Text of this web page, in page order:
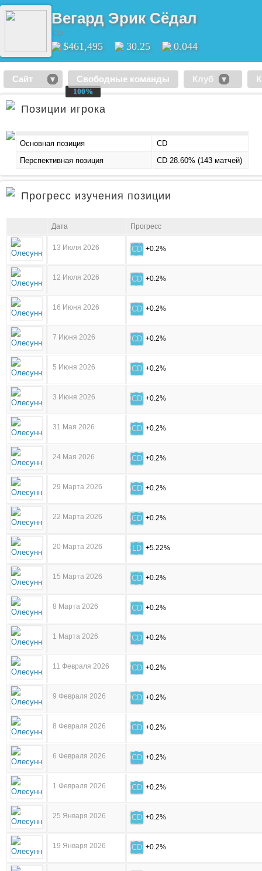
Вегард Эрик Сёдал
CD
$461,495 30.25 0.044
Сайт Свободные команды Клуб
Позиции игрока
100%
100%
Основная позиция
CD
Перспективная позиция
CD 28.60% (143 матчей)
Прогресс изучения позиции
Дата Прогресс
13 Июля 2026 CD +0.2%
12 Июля 2026 CD +0.2%
16 Июня 2026 CD +0.2%
7 Июня 2026 CD +0.2%
5 Июня 2026 CD +0.2%
3 Июня 2026 CD +0.2%
31 Мая 2026 CD +0.2%
24 Мая 2026 CD +0.2%
29 Марта 2026 CD +0.2%
22 Марта 2026 CD +0.2%
20 Марта 2026 LD +5.22%
15 Марта 2026 CD +0.2%
8 Марта 2026 CD +0.2%
1 Марта 2026 CD +0.2%
11 Февраля 2026 CD +0.2%
9 Февраля 2026 CD +0.2%
8 Февраля 2026 CD +0.2%
6 Февраля 2026 CD +0.2%
1 Февраля 2026 CD +0.2%
25 Января 2026 CD +0.2%
19 Января 2026 CD +0.2%